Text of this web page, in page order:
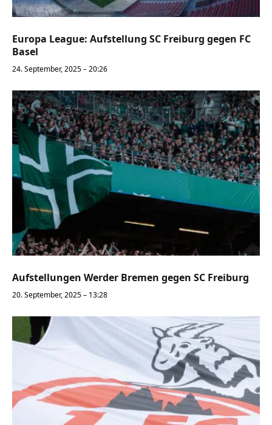
Europa League: Aufstellung SC Freiburg gegen FC
Basel
24. September, 2025 – 20:26
Aufstellungen Werder Bremen gegen SC Freiburg
20. September, 2025 – 13:28